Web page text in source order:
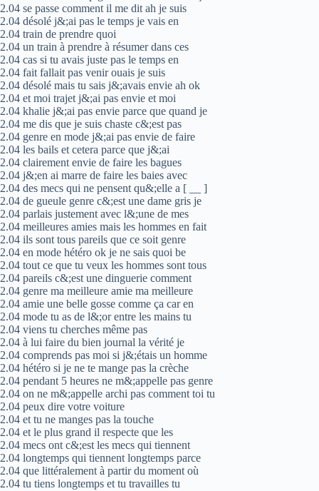
2.04 se passe comment il me dit ah je suis
2.04 désolé j&;ai pas le temps je vais en
2.04 train de prendre quoi
2.04 un train à prendre à résumer dans ces
2.04 cas si tu avais juste pas le temps en
2.04 fait fallait pas venir ouais je suis
2.04 désolé mais tu sais j&;avais envie ah ok
2.04 et moi trajet j&;ai pas envie et moi
2.04 khalie j&;ai pas envie parce que quand je
2.04 me dis que je suis chaste c&;est pas
2.04 genre en mode j&;ai pas envie de faire
2.04 les bails et cetera parce que j&;ai
2.04 clairement envie de faire les bagues
2.04 j&;en ai marre de faire les baies avec
2.04 des mecs qui ne pensent qu&;elle a [ __ ]
2.04 de gueule genre c&;est une dame gris je
2.04 parlais justement avec l&;une de mes
2.04 meilleures amies mais les hommes en fait
2.04 ils sont tous pareils que ce soit genre
2.04 en mode hétéro ok je ne sais quoi be
2.04 tout ce que tu veux les hommes sont tous
2.04 pareils c&;est une dinguerie comment
2.04 genre ma meilleure amie ma meilleure
2.04 amie une belle gosse comme ça car en
2.04 mode tu as de l&;or entre les mains tu
2.04 viens tu cherches même pas
2.04 à lui faire du bien journal la vérité je
2.04 comprends pas moi si j&;étais un homme
2.04 hétéro si je ne te mange pas la crèche
2.04 pendant 5 heures ne m&;appelle pas genre
2.04 on ne m&;appelle archi pas comment toi tu
2.04 peux dire votre voiture
2.04 et tu ne manges pas la touche
2.04 et le plus grand il respecte que les
2.04 mecs ont c&;est les mecs qui tiennent
2.04 longtemps qui tiennent longtemps parce
2.04 que littéralement à partir du moment où
2.04 tu tiens longtemps et tu travailles tu